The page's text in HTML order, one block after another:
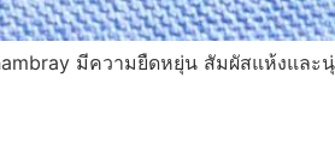
มีความยืดหยุ่น สัมผัสแห้งและ